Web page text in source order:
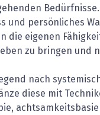
und persönliches
die eigenen
zu bringen und
nach
diese mit